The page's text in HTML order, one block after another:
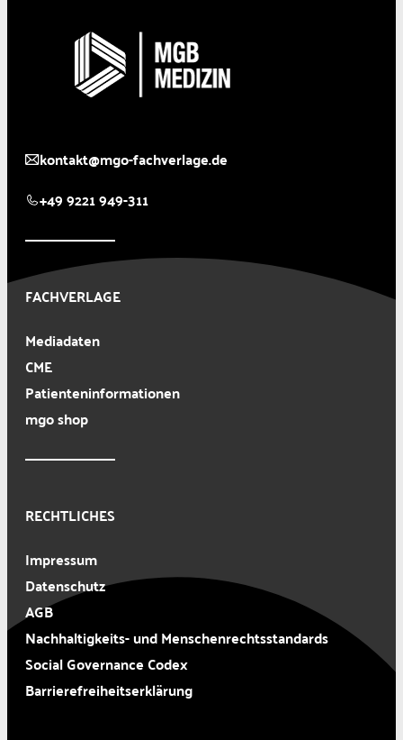
kontakt@mgo-fachverlage.de
+49 9221 949-311
FACHVERLAGE
Mediadaten
CME
Patienteninformationen
mgo shop
RECHTLICHES
Impressum
Datenschutz
AGB
Nachhaltigkeits- und Menschenrechtsstandards
Social Governance Codex
Barrierefreiheitserklärung